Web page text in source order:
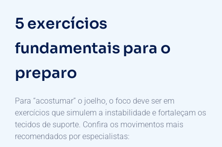
5 exercícios
fundamentais para o
preparo
Para “acostumar” o joelho, o foco deve ser em
exercícios que simulem a instabilidade e fortaleçam os
tecidos de suporte. Confira os movimentos mais
recomendados por especialistas: